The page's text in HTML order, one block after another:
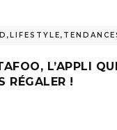
, LIFESTYLE,
L’APPLI
RÉGALER !